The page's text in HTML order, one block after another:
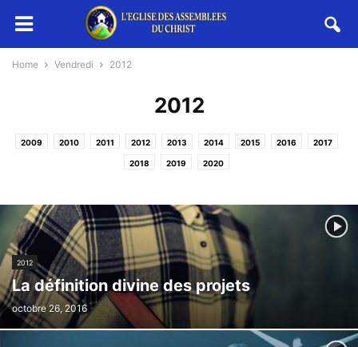
Home Vendredi 2012
2012
2009 2010 2011 2012 2013 2014 2015 2016 2017
2018 2019 2020
2012
La définition divine des projets
octobre 26, 2016